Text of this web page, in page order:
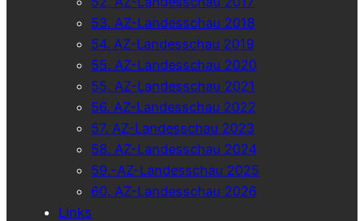
53. AZ-Landesschau 2018
54. AZ-Landesschau 2019
55. AZ-Landesschau 2020
55. AZ-Landesschau 2021
56. AZ-Landesschau 2022
57. AZ-Landesschau 2023
58. AZ-Landesschau 2024
59.-AZ-Landesschau 2025
60. AZ-Landesschau 2026
Links